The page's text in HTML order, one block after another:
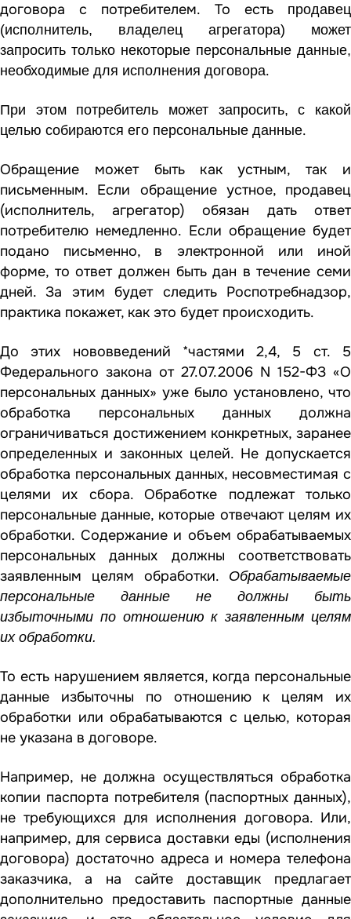
договора с потребителем. То есть продавец
(исполнитель, владелец агрегатора) может
запросить только некоторые персональные данные,
необходимые для исполнения договора.
При этом потребитель может запросить, с какой
целью собираются его персональные данные.
Обращение может быть как устным, так и
письменным. Если обращение устное, продавец
(исполнитель, агрегатор) обязан дать ответ
потребителю немедленно. Если обращение будет
подано письменно, в электронной или иной
форме, то ответ должен быть дан в течение семи
дней. За этим будет следить Роспотребнадзор,
практика покажет, как это будет происходить.
До этих нововведений *частями 2,4, 5 ст. 5
Федерального закона от 27.07.2006 N 152-ФЗ «О
персональных данных» уже было установлено, что
обработка персональных данных должна
ограничиваться достижением конкретных, заранее
определенных и законных целей. Не допускается
обработка персональных данных, несовместимая с
целями их сбора. Обработке подлежат только
персональные данные, которые отвечают целям их
обработки. Содержание и объем обрабатываемых
персональных данных должны соответствовать
заявленным целям обработки. Обрабатываемые
персональные данные не должны быть
избыточными по отношению к заявленным целям
их обработки.
То есть нарушением является, когда персональные
данные избыточны по отношению к целям их
обработки или обрабатываются с целью, которая
не указана в договоре.
Например, не должна осуществляться обработка
копии паспорта потребителя (паспортных данных),
не требующихся для исполнения договора. Или,
например, для сервиса доставки еды (исполнения
договора) достаточно адреса и номера телефона
заказчика, а на сайте доставщик предлагает
дополнительно предоставить паспортные данные